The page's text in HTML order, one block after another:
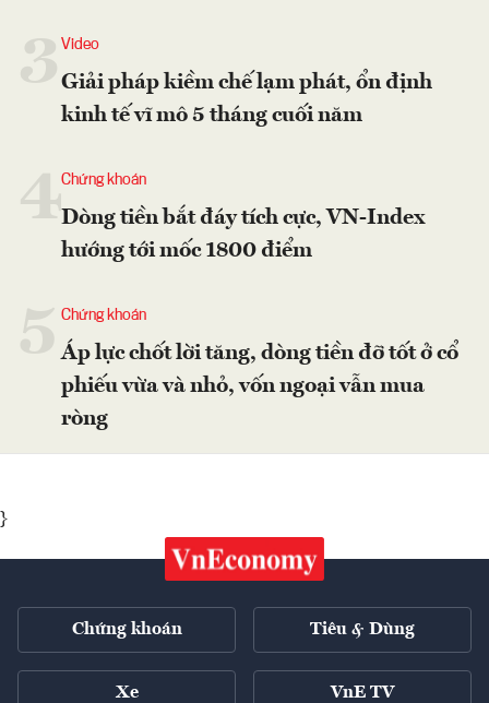
Video
Giải pháp kiềm chế lạm phát, ổn định
kinh tế vĩ mô 5 tháng cuối năm
4Chứng khoán
Dòng tiền bắt đáy tích cực, VN-Index
hướng tới mốc 1800 điểm
Chứng khoán
Áp lực chốt lời tăng, dòng tiền đỡ tốt ở cổ
phiếu vừa và nhỏ, vốn ngoại vẫn mua
ròng
}
Chứng khoán Tiêu & Dùng
Xe VnE TV